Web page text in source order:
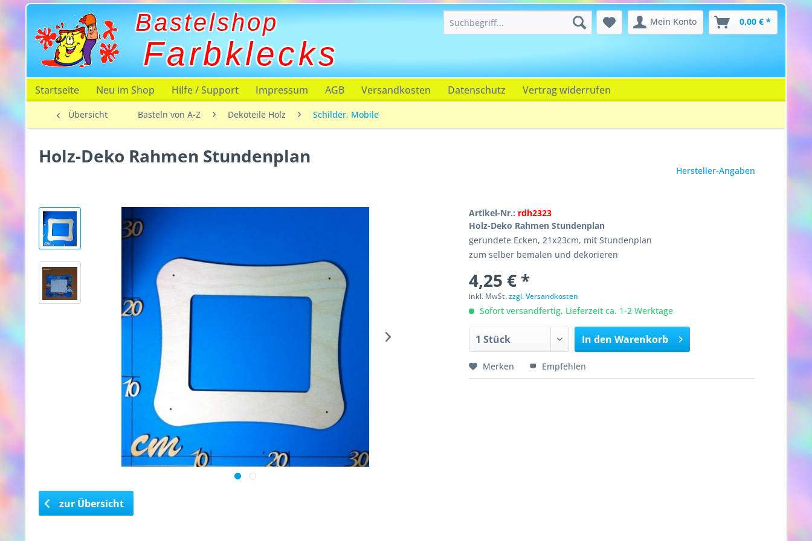
Bastelshop
Farbklecks
Mein Konto 0,00 € *
Startseite Neu im Shop Hilfe / Support Impressum AGB Versandkosten Datenschutz Vertrag widerrufen
Übersicht Basteln von A-Z Dekoteile Holz Schilder, Mobile
Holz-Deko Rahmen Stundenplan
Hersteller-Angaben
Artikel-Nr.: rdh2323
Holz-Deko Rahmen Stundenplan
gerundete Ecken, 21x23cm, mit Stundenplan
zum selber bemalen und dekorieren
4,25 € *
inkl. MwSt.zzgl. Versandkosten
Sofort versandfertig, Lieferzeit ca. 1-2 Werktage
In den Warenkorb
Merken Empfehlen
zur Übersicht